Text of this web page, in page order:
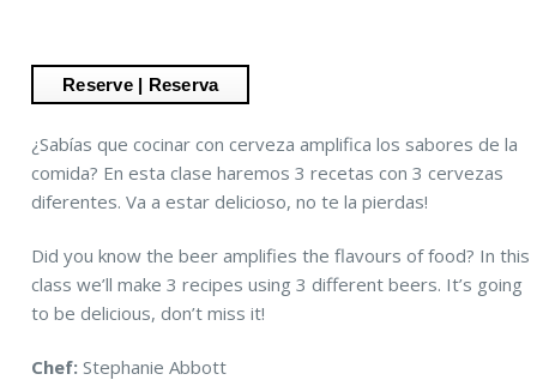
¿Sabías que cocinar con cerveza amplifica los sabores de la
comida? En esta clase haremos 3 recetas con 3 cervezas
diferentes. Va a estar delicioso, no te la pierdas!
Did you know the beer amplifies the flavours of food? In this
class we’ll make 3 recipes using 3 different beers. It’s going
to be delicious, don’t miss it!
Chef: Stephanie Abbott